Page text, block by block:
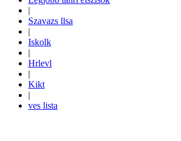
|
Szavazs llsa
|
Iskolk
|
Hrlevl
|
Kikt
|
ves lista